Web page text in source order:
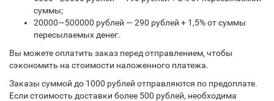
суммы;
20000—500000 рублей — 290 рублей + 1,5% от суммы
пересылаемых денег.
Вы можете оплатить заказ перед отправлением, чтобы
сэкономить на стоимости наложенного платежа.
Заказы суммой до 1000 рублей отправляются по предоплате.
Если стоимость доставки более 500 рублей, необходима